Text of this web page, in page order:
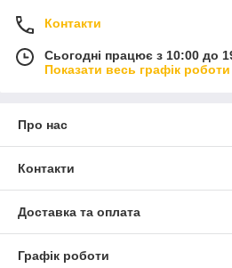
Контакти
Сьогодні працює з 10:00 до
Показати весь графік роботи
Про нас
Контакти
Доставка та оплата
Графік роботи